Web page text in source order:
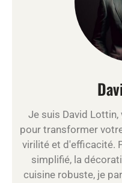
Je suis David
pour transformer
virilité et d'efficacité.
simplifié, la
cuisine robuste, je